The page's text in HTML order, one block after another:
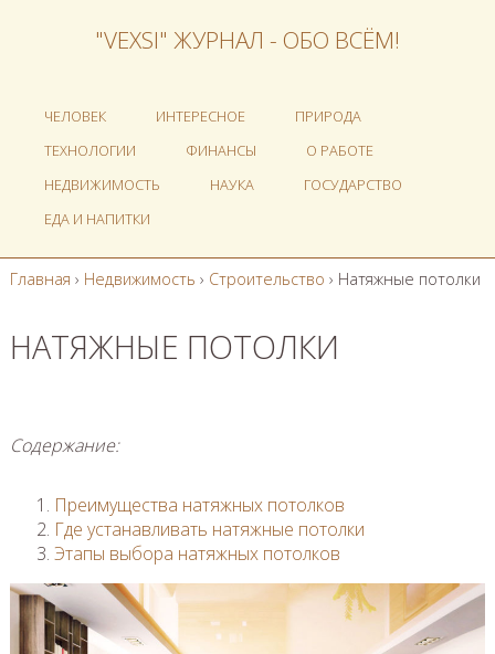
"VEXSI" ЖУРНАЛ - ОБО ВСЁМ!
ЧЕЛОВЕК ИНТЕРЕСНОЕ
ПРИРОДА
ТЕХНОЛОГИИ
ФИНАНСЫ
О РАБОТЕ
НЕДВИЖИМОСТЬ
НАУКА
ГОСУДАРСТВО
ЕДА И НАПИТКИ
Главная › Недвижимость › Строительство › Натяжные потолки
НАТЯЖНЫЕ ПОТОЛКИ
Содержание:
Преимущества натяжных потолков
Где устанавливать натяжные потолки
Этапы выбора натяжных потолков